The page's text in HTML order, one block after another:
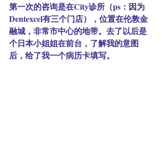
第一次的咨询是在City诊所（ps：因为
Dentexcel有三个门店），位置在伦敦金
融城，非常市中心的地带。去了以后是
个日本小姐姐在前台，了解我的意图
后，给了我一个病历卡填写。